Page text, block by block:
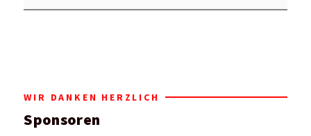
WIR DANKEN HERZLICH
Sponsoren